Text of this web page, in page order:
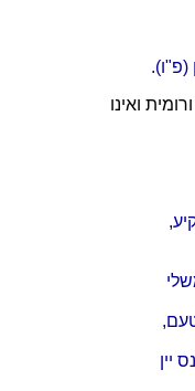
(פ"ו).
ואינו
יין